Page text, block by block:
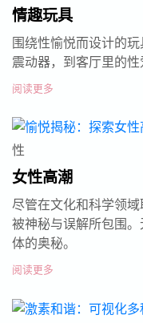
情趣玩具
围绕性愉悦而设计的
震动器，到客厅里的性
阅读更多
性
女性高潮
尽管在文化和科学领
被神秘与误解所包围
体的奥秘。
阅读更多